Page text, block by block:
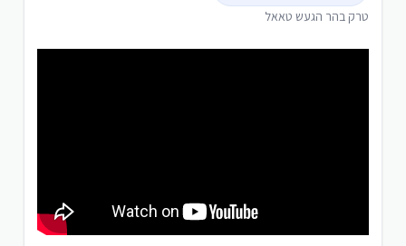
טרק בהר הגעש טאאל